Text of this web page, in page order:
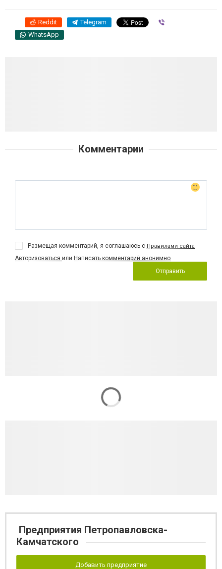
Reddit Telegram
WhatsApp
Комментарии
Размещая комментарий, я соглашаюсь с Правилами сайта
Авторизоваться или Написать комментарий анонимно
Отправить
Предприятия Петропавловска-
Камчатского
Добавить предприятие